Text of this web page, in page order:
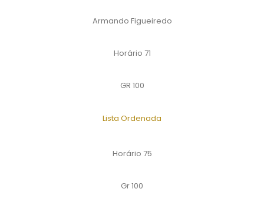
Armando Figueiredo
Horário 71
GR 100
Lista Ordenada
Horário 75
Gr 100